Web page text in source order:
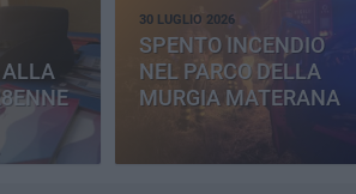
ALLA
30 LUGLIO 2026
SPENTO INCENDIO
NEL PARCO DELLA
MURGIA MATERANA